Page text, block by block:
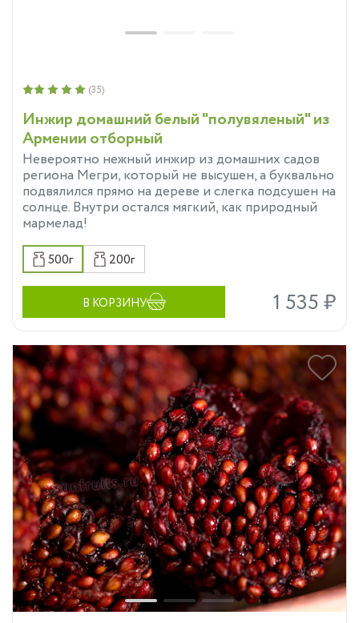
Инжир домашний белый "полувяленый" из
Армении отборный
Невероятно нежный инжир из домашних садов
региона Мегри, который не высушен, а буквально
подвялился прямо на дереве и слегка подсушен на
солнце. Внутри остался мягкий, как природный
мармелад!
(35)
500г 200г
В КОРЗИНУ 1 535 ₽